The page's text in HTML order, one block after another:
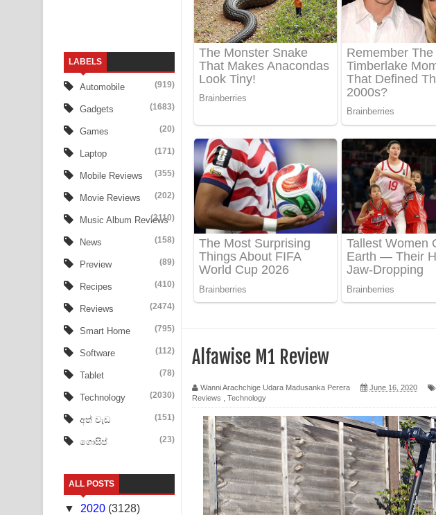
Sanda Babalena Song Lyrics - සඳ බැබලෙන ගීතයේ පද පෙළ
Adare Wadi Nisa Song Lyrics - ආදරේ වැඩි නිසා ගීතයේ පද පෙළ
UNUHUMA Song Lyrics - උණුහුම ගීතයේ පද පෙළ
Katakara Song Lyrics - කටකාර ගීතයේ පද පෙළ
Tharu Yaye Dilena Song Lyrics - තරු යායේ දිලෙනා ගීතයේ පද පෙළ
Ow Man Sosa Song Lyrics - ඔව් මං සෝසා ගීතයේ පද පෙළ
Heavy Weight Song Lyrics
Aye Lanweela Song Lyrics - ආයේ ලංවීලා ගීතයේ පද පෙළ
Ala purannata Song Lyrics - ආල පුරන්නට ගීතයේ පද පෙළ
FEVER DREAM Lyrics - Alex Warren
BTS : Hooligan Lyrics
Apa Hamuwee Song Lyrics - අප හමුවී ගීතයේ පද පෙළ
PATHINIYE Song Lyrics - පතිනියනේ ගීතයේ පද පෙළ
Sorry Sir Song Lyrics - සොරි සර් ගීතයේ පද පෙළ
Mathaka Aluthin Liyanna Song Lyrics - මතක අලුතින් ලියන්න ගීතයේ පද පෙළ
Sandak Awith Song Lyrics - සඳක් ඇවිත් ගීතයේ පද පෙළ
Swetha Sande Song Lyrics - ශ්වේත සඳේ ගීතයේ පද පෙළ
Ma Igili Giya Lyrics - මා ඉගිලී ගියා ගීතයේ පද පෙළ
LABELS
Automobile (919)
Gadgets (1683)
Games (20)
Laptop (171)
Mobile Reviews (355)
Movie Reviews (202)
Music Album Reviews
(3110)
News (158)
Preview (89)
Recipes (410)
Reviews (2474)
Smart Home (795)
Software (112)
Tablet (78)
Technology (2030)
අත් වැඩ (151)
ගොසිප් (23)
ALL POSTS
▼ 2020 (3128)
Alfawise M1 Review
Wanni Arachchige Udara Madusanka Perera June 16, 2020
Reviews
Technology